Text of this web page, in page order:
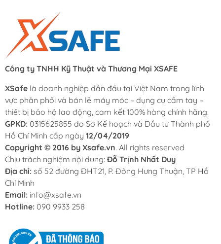
Công ty TNHH Kỹ Thuật và Thương Mại XSAFE
XSafe là doanh nghiệp dẫn đầu tại Việt Nam trong lĩnh
vực phân phối và bán lẻ máy móc – dụng cụ cầm tay –
thiết bị bảo hộ lao động, cam kết 100% hàng chính hãng.
GPKD: 0315625855 do Sở Kế hoạch và Đầu tư Thành phố
Hồ Chí Minh cấp ngày 12/04/2019
Copyright © 2016 by Xsafe.vn. All rights reserved
Chịu trách nghiệm nội dung: Đỗ Trịnh Nhất Duy
Địa chỉ: số 52 đường ĐHT21, P. Đông Hưng Thuận, TP Hồ
Chí Minh
Email: info@xsafe.vn
Hotline: 090 9933 258